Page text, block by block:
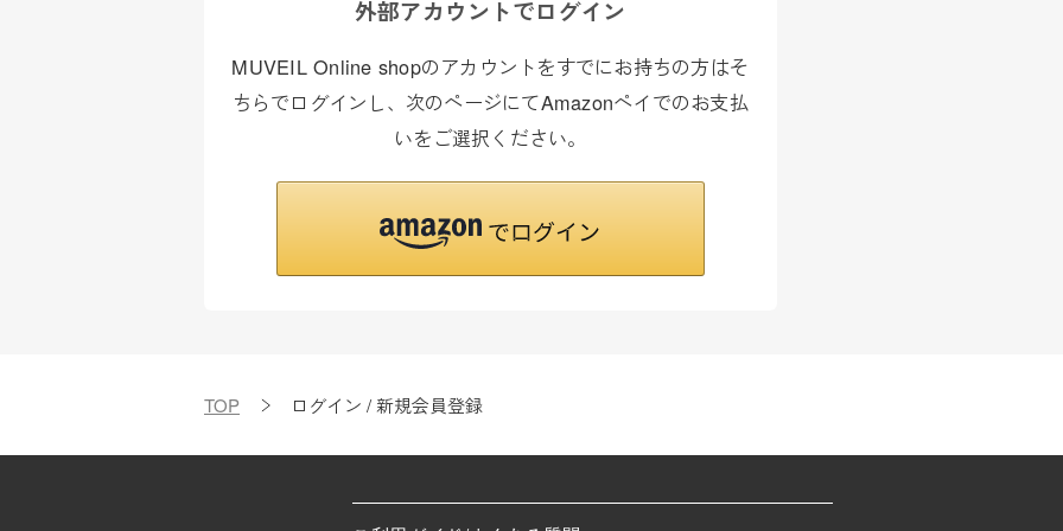
外部アカウントでログイン
MUVEIL Online shopのアカウントをすでにお持ちの方はそ
ちらでログインし、次のページにてAmazonペイでのお支払
いをご選択ください。
TOP ログイン / 新規会員登録